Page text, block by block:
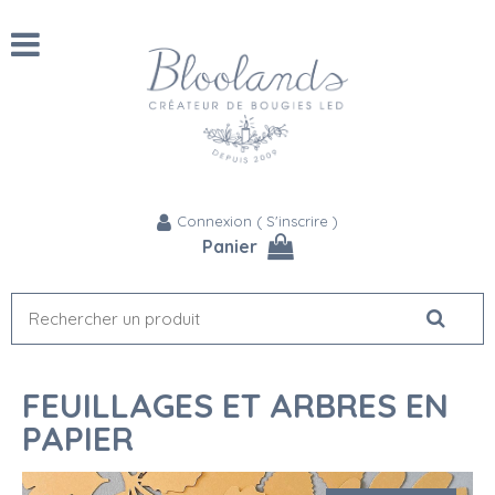
Connexion ( S'inscrire )
Panier
FEUILLAGES ET ARBRES EN
PAPIER